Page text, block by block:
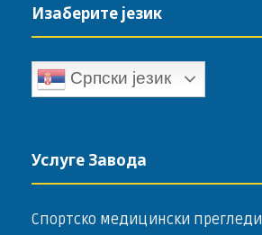
Изаберите језик
Српски језик
Услуге Завода
Спортско медицински прегледи